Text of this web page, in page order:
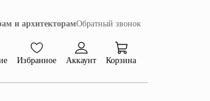
и архитекторамОбратный звонок
Избранное Аккаунт Корзина